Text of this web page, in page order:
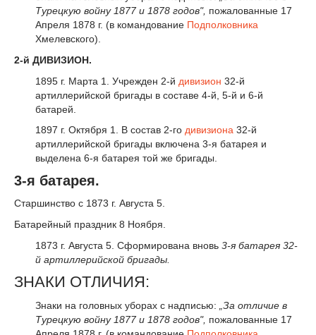
Турецкую войну 1877 и 1878 годов", пожалованные 17
Апреля 1878 г. (в командование Подполковника
Хмелевского).
2-й ДИВИЗИОН.
1895 г. Марта 1. Учрежден 2-й дивизион 32-й
артиллерийской бригады в составе 4-й, 5-й и 6-й
батарей.
1897 г. Октября 1. В состав 2-го дивизиона 32-й
артиллерийской бригады включена 3-я батарея и
выделена 6-я батарея той же бригады.
3-я батарея.
Старшинство с 1873 г. Августа 5.
Батарейный праздник 8 Ноября.
1873 г. Августа 5. Сформирована вновь 3-я батарея 32-
й артиллерийской бригады.
ЗНАКИ ОТЛИЧИЯ:
Знаки на головных уборах с надписью:
„За отличие в
Турецкую войну 1877 и 1878 годов", пожалованные 17